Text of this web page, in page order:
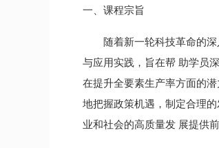
一、课程宗旨
随着新一轮科技革命的
与应用实践，旨在帮 助学员
在提升全要素生产率方面的
地把握政策机遇，制定合理
业和社会的高质量发 展提供